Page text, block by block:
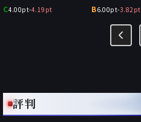
C4.00pt-4.19pt
B6.00pt-3.82pt
評判